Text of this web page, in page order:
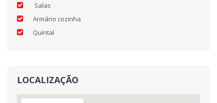
Salas
Armário cozinha
Quintal
LOCALIZAÇÃO